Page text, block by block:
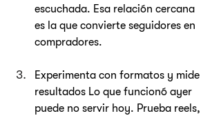
escuchada. Esa relación cercana
es la que convierte seguidores en
compradores.
Experimenta con formatos y mide
resultados Lo que funcionó ayer
puede no servir hoy. Prueba reels,